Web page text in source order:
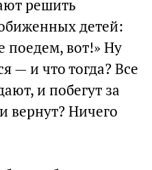
решить
детей:
поедем, вот!» Ну
— и что тогда? Все
и побегут за
вернут? Ничего